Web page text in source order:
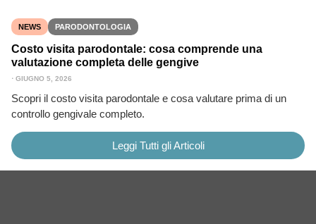
NEWS PARODONTOLOGIA
Costo visita parodontale: cosa comprende una
valutazione completa delle gengive
⋅ GIUGNO 5, 2026
Scopri il costo visita parodontale e cosa valutare prima di un
controllo gengivale completo.
Leggi Tutti gli Articoli